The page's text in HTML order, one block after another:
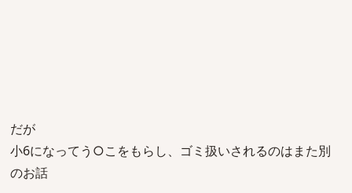
だが
小6になってう○こをもらし、ゴミ扱いされるのはまた別
のお話